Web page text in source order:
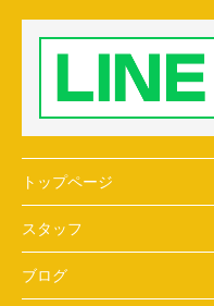
トップページ
スタッフ
ブログ